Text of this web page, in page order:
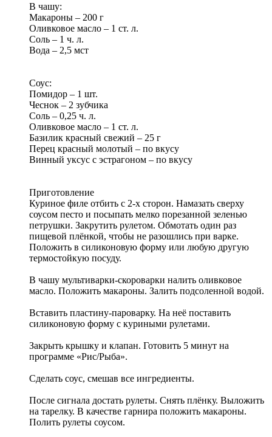
В чашу:
Макароны – 200 г
Оливковое масло – 1 ст. л.
Соль – 1 ч. л.
Вода – 2,5 мст
Соус:
Помидор – 1 шт.
Чеснок – 2 зубчика
Соль – 0,25 ч. л.
Оливковое масло – 1 ст. л.
Базилик красный свежий – 25 г
Перец красный молотый – по вкусу
Винный уксус с эстрагоном – по вкусу
Приготовление
Куриное филе отбить с 2-х сторон. Намазать сверху
соусом песто и посыпать мелко порезанной зеленью
петрушки. Закрутить рулетом. Обмотать один раз
пищевой плёнкой, чтобы не разошлись при варке.
Положить в силиконовую форму или любую другую
термостойкую посуду.
В чашу мультиварки-скороварки налить оливковое
масло. Положить макароны. Залить подсоленной водой.
Вставить пластину-пароварку. На неё поставить
силиконовую форму с куриными рулетами.
Закрыть крышку и клапан. Готовить 5 минут на
программе «Рис/Рыба».
Сделать соус, смешав все ингредиенты.
После сигнала достать рулеты. Снять плёнку. Выложить
на тарелку. В качестве гарнира положить макароны.
Полить рулеты соусом.